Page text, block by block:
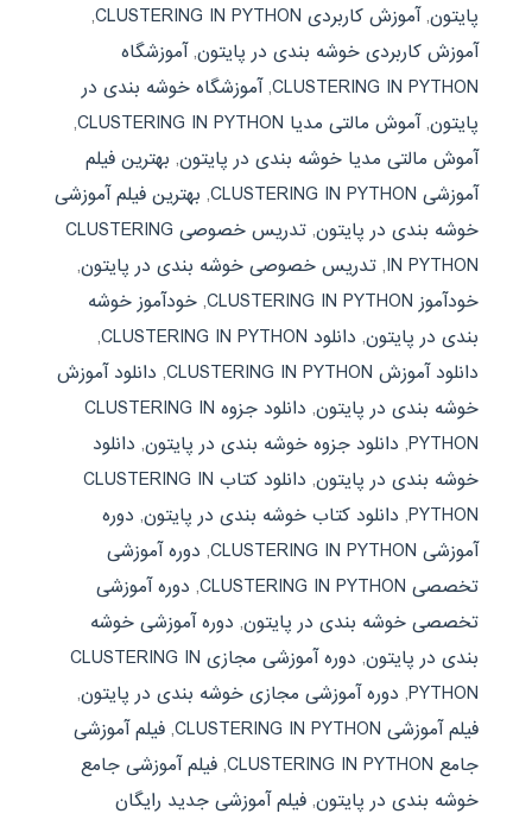
پایتون,آموزش کاربردی CLUSTERING IN PYTHON
,
آموزش کاربردی خوشه بندی در پایتون,آموزشگاه
CLUSTERING IN PYTHON
,آموزشگاه خوشه بندی در
پایتون,آموش مالتی مدیا CLUSTERING IN PYTHON
,
آموش مالتی مدیا خوشه بندی در پایتون, بهترین فیلم
آموزشی CLUSTERING IN PYTHON
, بهترین فیلم آموزشی
خوشه بندی در پایتون,
تدریس خصوصی CLUSTERING
IN PYTHON
, تدریس خصوصی خوشه بندی در پایتون,
خودآموز CLUSTERING IN PYTHON
, خودآموز خوشه
بندی در پایتون, دانلود CLUSTERING IN PYTHON
,
دانلود آموزش CLUSTERING IN PYTHON
, دانلود آموزش
خوشه بندی در پایتون,
دانلود جزوه CLUSTERING IN
PYTHON
, دانلود جزوه خوشه بندی در پایتون, دانلود
خوشه بندی در پایتون,
دانلود کتاب CLUSTERING IN
PYTHON
, دانلود کتاب خوشه بندی در پایتون, دوره
آموزشی CLUSTERING IN PYTHON
, دوره آموزشی
تخصصی CLUSTERING IN PYTHON
, دوره آموزشی
تخصصی خوشه بندی در پایتون, دوره آموزشی خوشه
بندی در پایتون,
دوره آموزشی مجازی CLUSTERING IN
PYTHON
, دوره آموزشی مجازی خوشه بندی در پایتون,
فیلم آموزشی CLUSTERING IN PYTHON
, فیلم آموزشی
جامع CLUSTERING IN PYTHON
, فیلم آموزشی جامع
خوشه بندی در پایتون, فیلم آموزشی جدید رایگان